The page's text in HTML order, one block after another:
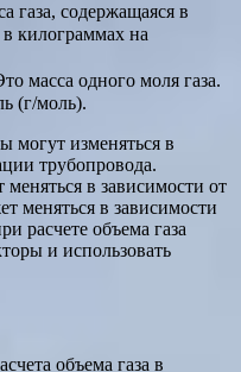
газа, содержащаяся в
килограммах на
масса одного моля газа.
(г/моль).
могут изменяться в
трубопровода.
в зависимости от
меняться в зависимости
расчете объема газа
и использовать
объема газа в